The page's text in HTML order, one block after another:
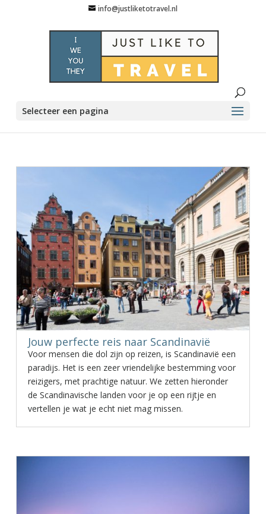
info@justliketotravel.nl
Selecteer een pagina
Jouw perfecte reis naar Scandinavië
Voor mensen die dol zijn op reizen, is Scandinavië een
paradijs. Het is een zeer vriendelijke bestemming voor
reizigers, met prachtige natuur. We zetten hieronder
de Scandinavische landen voor je op een rijtje en
vertellen je wat je echt niet mag missen.